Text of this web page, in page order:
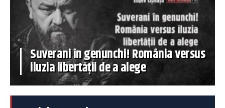
Suverani în genunchi! România versus
iluzia libertății de a alege